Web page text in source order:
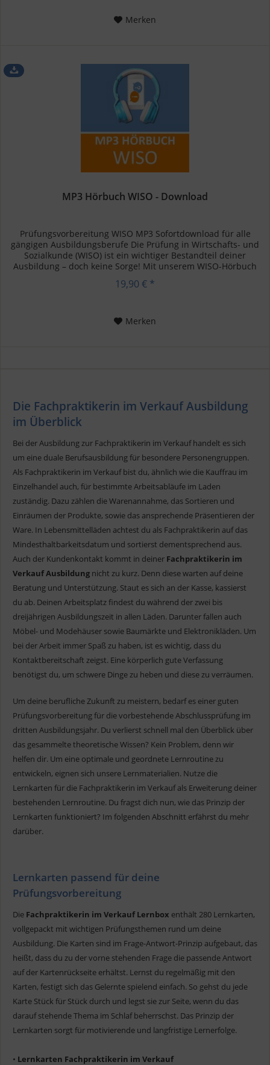
Merken
MP3 Hörbuch WISO - Download
Prüfungsvorbereitung WISO MP3 Sofortdownload für alle
gängigen Ausbildungsberufe Die Prüfung in Wirtschafts- und
Sozialkunde (WISO) ist ein wichtiger Bestandteil deiner
Ausbildung – doch keine Sorge! Mit unserem WISO-Hörbuch
kannst du...
19,90 € *
Merken
Die Fachpraktikerin im Verkauf Ausbildung
im Überblick
Bei der Ausbildung zur Fachpraktikerin im Verkauf handelt es sich
um eine duale Berufsausbildung für besondere Personengruppen.
Als Fachpraktikerin im Verkauf bist du, ähnlich wie die Kauffrau im
Einzelhandel auch, für bestimmte Arbeitsabläufe im Laden
zuständig. Dazu zählen die Warenannahme, das Sortieren und
Einräumen der Produkte, sowie das ansprechende Präsentieren der
Ware. In Lebensmittelläden achtest du als Fachpraktikerin auf das
Mindesthaltbarkeitsdatum und sortierst dementsprechend aus.
Auch der Kundenkontakt kommt in deiner Fachpraktikerin im
Verkauf Ausbildung nicht zu kurz. Denn diese warten auf deine
Beratung und Unterstützung. Staut es sich an der Kasse, kassierst
du ab. Deinen Arbeitsplatz findest du während der zwei bis
dreijährigen Ausbildungszeit in allen Läden. Darunter fallen auch
Möbel- und Modehäuser sowie Baumärkte und Elektronikläden. Um
bei der Arbeit immer Spaß zu haben, ist es wichtig, dass du
Kontaktbereitschaft zeigst. Eine körperlich gute Verfassung
benötigst du, um schwere Dinge zu heben und diese zu verräumen.
Um deine berufliche Zukunft zu meistern, bedarf es einer guten
Prüfungsvorbereitung für die vorbestehende Abschlussprüfung im
dritten Ausbildungsjahr. Du verlierst schnell mal den Überblick über
das gesammelte theoretische Wissen? Kein Problem, denn wir
helfen dir. Um eine optimale und geordnete Lernroutine zu
entwickeln, eignen sich unsere Lernmaterialien. Nutze die
Lernkarten für die Fachpraktikerin im Verkauf als Erweiterung deiner
bestehenden Lernroutine. Du fragst dich nun, wie das Prinzip der
Lernkarten funktioniert? Im folgenden Abschnitt erfährst du mehr
darüber.
Lernkarten passend für deine
Prüfungsvorbereitung
Die Fachpraktikerin im Verkauf Lernbox enthält 280 Lernkarten,
vollgepackt mit wichtigen Prüfungsthemen rund um deine
Ausbildung. Die Karten sind im Frage-Antwort-Prinzip aufgebaut, das
heißt, dass du zu der vorne stehenden Frage die passende Antwort
auf der Kartenrückseite erhältst. Lernst du regelmäßig mit den
Karten, festigt sich das Gelernte spielend einfach. So gehst du jede
Karte Stück für Stück durch und legst sie zur Seite, wenn du das
darauf stehende Thema im Schlaf beherrschst. Das Prinzip der
Lernkarten sorgt für motivierende und langfristige Lernerfolge.
• Lernkarten Fachpraktikerin im Verkauf